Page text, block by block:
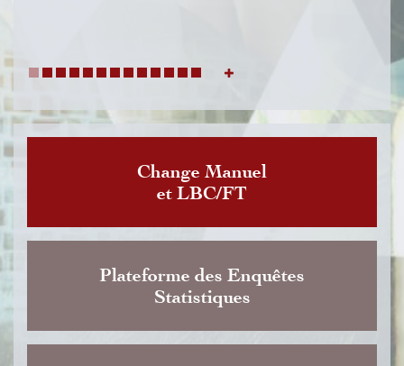
Change Manuel
et LBC/FT
Plateforme des Enquêtes
Statistiques